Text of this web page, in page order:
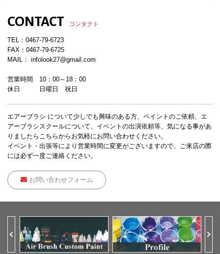
CONTACT コンタクト
TEL： 0467-79-6723
FAX：0467-79-6725
MAIL： infolook27@gmail.com
営業時間 10：00～18：00
休日 日曜日 祝日
エアーブラシ について少しでも興味のある方、ペイントのご依頼、エ
アーブラシスクールについて、イベントの出演依頼等、気になる事があ
りましたらこちらからお気軽にお問い合わせください。
イベント・出張等により営業時間に変更がございますので、ご来店の際
には必ず一度ご連絡ください。
お問い合わせフォーム
Previous